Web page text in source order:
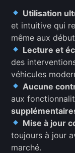
Utilisation
et intuitive qui
même aux
Lecture et
des
véhicules
Aucune
aux
Mise à jour
toujours à jour
marché.